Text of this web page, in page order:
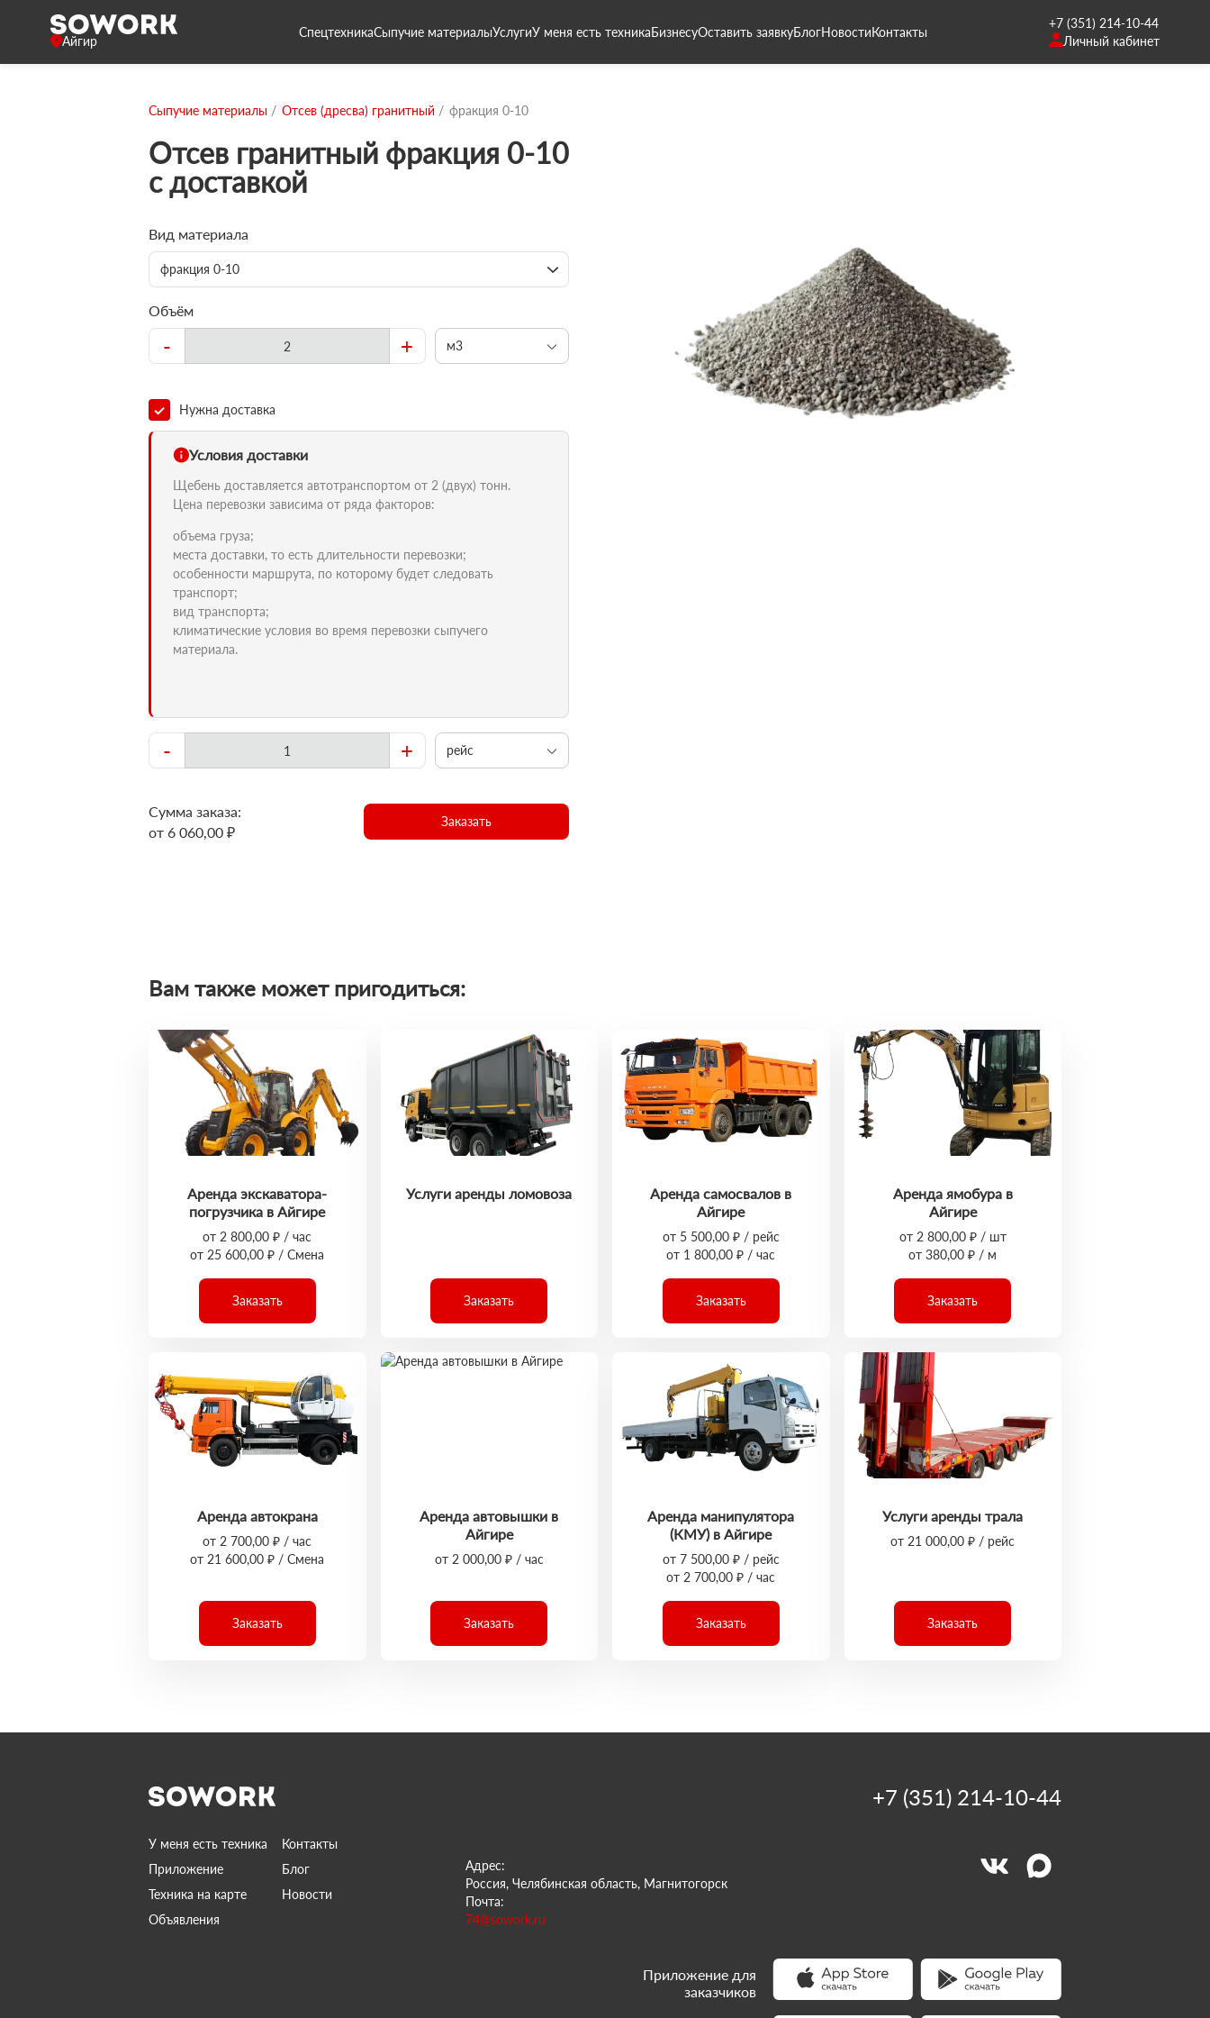
Айгир
СпецтехникаСыпучие материалыУслугиУ меня есть техникаБизнесуОставить заявкуБлогНовостиКонтакты
+7 (351) 214-10-44
Личный кабинет
Сыпучие материалы Отсев (дресва) гранитный фракция 0-10
Отсев гранитный фракция 0-10
с доставкой
Вид материала
фракция 0-10
Объём
- + м3
Нужна доставка
Условия доставки
Щебень доставляется автотранспортом от 2 (двух) тонн.
Цена перевозки зависима от ряда факторов:
объема груза;
места доставки, то есть длительности перевозки;
особенности маршрута, по которому будет следовать
транспорт;
вид транспорта;
климатические условия во время перевозки сыпучего
материала.
- + рейс
Сумма заказа:
от 6 060,00 ₽
Заказать
Вам также может пригодиться:
Аренда экскаватора-
погрузчика в Айгире
от 2 800,00 ₽ / час
от 25 600,00 ₽ / Смена
Заказать
Услуги аренды ломовоза
Заказать
Аренда самосвалов в
Айгире
от 5 500,00 ₽ / рейс
от 1 800,00 ₽ / час
Заказать
Аренда ямобура в
Айгире
от 2 800,00 ₽ / шт
от 380,00 ₽ / м
Заказать
Аренда автокрана
от 2 700,00 ₽ / час
от 21 600,00 ₽ / Смена
Заказать
Аренда автовышки в
Айгире
от 2 000,00 ₽ / час
Заказать
Аренда манипулятора
(КМУ) в Айгире
от 7 500,00 ₽ / рейс
от 2 700,00 ₽ / час
Заказать
Услуги аренды трала
от 21 000,00 ₽ / рейс
Заказать
У меня есть техника
Контакты
Приложение
Блог
Техника на карте
Новости
Объявления
Адрес:
Россия, Челябинская область, Магнитогорск
Почта:
74@sowork.ru
+7 (351) 214-10-44
Приложение для
заказчиков